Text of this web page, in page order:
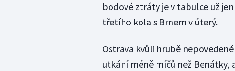
bodové ztráty je v tabulce už
třetího kola s Brnem v úterý.
Ostrava kvůli hrubě
utkání méně míčů než